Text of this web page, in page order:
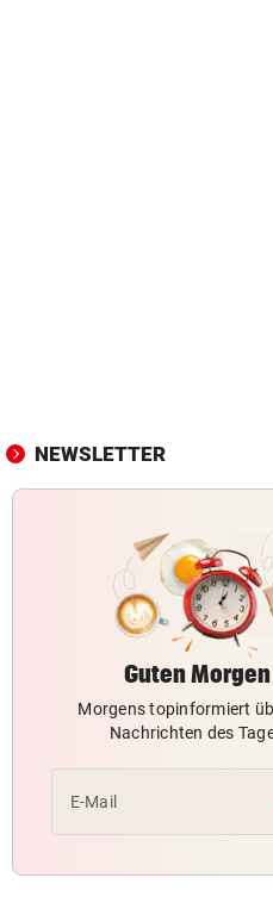
NEWSLETTER
Guten Morgen
Morgens topinformiert
Nachrichten des
E-Mail